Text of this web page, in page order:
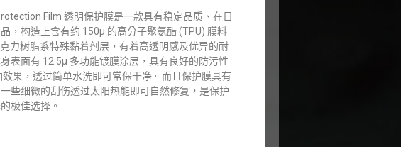
Film 透明保护膜是一款具有稳定品质、在日
，构造上含有约 150μ 的高分子聚氨酯 (TPU) 膜料
力树脂系特殊黏着剂层，有着高透明感及优异的耐
表面有 12.5μ 多功能镀膜涂层，具有良好的防污性
果，透过简单水洗即可常保干净。而且保护膜具有
些细微的刮伤透过太阳热能即可自然修复，是保护
极佳选择。